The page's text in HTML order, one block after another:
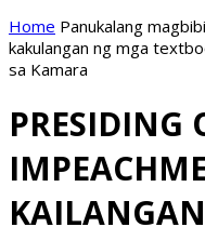
Home Panukalang
kakulangan ng mga
sa Kamara
PRESIDING